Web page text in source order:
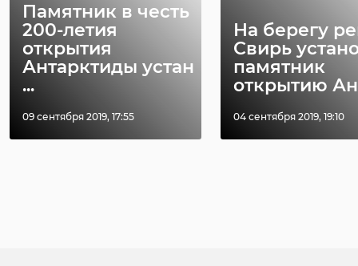
Памятник в честь
200-летия
открытия
Антарктиды устан
...
09 сентября 2019, 17:55
На берегу
Свирь
памятник
открытию Ан
04 сентября 2019, 19:10